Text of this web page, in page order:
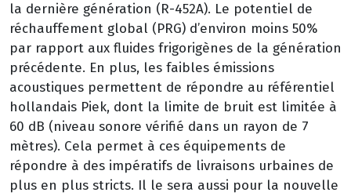
la dernière génération (R-452A). Le potentiel de
réchauffement global (PRG) d’environ moins 50%
par rapport aux fluides frigorigènes de la génération
précédente. En plus, les faibles émissions
acoustiques permettent de répondre au référentiel
hollandais Piek, dont la limite de bruit est limitée à
60 dB (niveau sonore vérifié dans un rayon de 7
mètres). Cela permet à ces équipements de
répondre à des impératifs de livraisons urbaines de
plus en plus stricts. Il le sera aussi pour la nouvelle